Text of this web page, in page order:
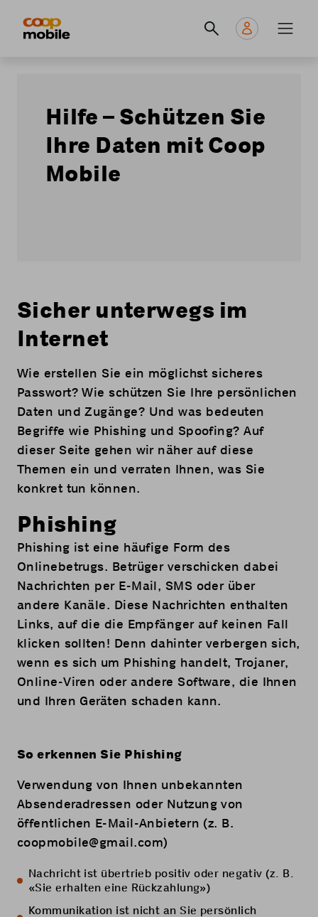
principale
Hilfe – Schützen Sie
Ihre Daten mit Coop
Mobile
Sicher unterwegs im
Internet
Wie erstellen Sie ein möglichst sicheres
Passwort? Wie schützen Sie Ihre persönlichen
Daten und Zugänge? Und was bedeuten
Begriffe wie Phishing und Spoofing? Auf
dieser Seite gehen wir näher auf diese
Themen ein und verraten Ihnen, was Sie
konkret tun können.
Phishing
Phishing ist eine häufige Form des
Onlinebetrugs. Betrüger verschicken dabei
Nachrichten per E-Mail, SMS oder über
andere Kanäle. Diese Nachrichten enthalten
Links, auf die die Empfänger auf keinen Fall
klicken sollten! Denn dahinter verbergen sich,
wenn es sich um Phishing handelt, Trojaner,
Online-Viren oder andere Software, die Ihnen
und Ihren Geräten schaden kann.
So erkennen Sie Phishing
Verwendung von Ihnen unbekannten
Absenderadressen oder Nutzung von
öffentlichen E-Mail-Anbietern (z. B.
coopmobile@gmail.com)
Nachricht ist übertrieb positiv oder negativ (z. B.
«Sie erhalten eine Rückzahlung»)
Kommunikation ist nicht an Sie persönlich